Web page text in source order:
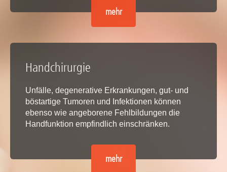
mehr
Handchirurgie
Unfälle, degenerative Erkrankungen, gut- und
böstartige Tumoren und Infektionen können
ebenso wie angeborene Fehlbildungen die
Handfunktion empfindlich einschränken.
mehr